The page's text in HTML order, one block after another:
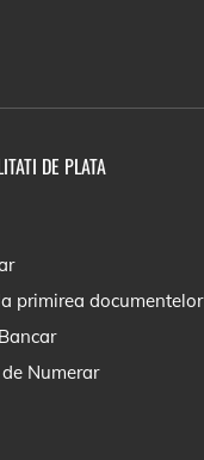
DE PLATA
primirea documentelor
Numerar